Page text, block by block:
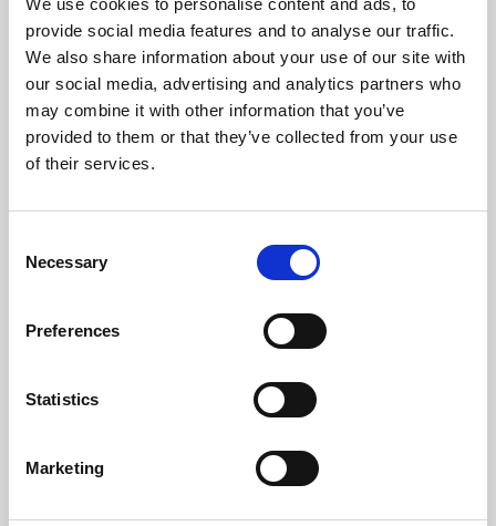
provide social media features and to analyse our traffic.
We also share information about your use of our site with
our social media, advertising and analytics partners who
may combine it with other information that you’ve
provided to them or that they’ve collected from your use
of their services.
Selection
Necessary
Preferences
Statistics
Marketing
Temperatura Min. Del Gas (ºC) 64
Peso (kg)
Diametro Del Camino (mm)
Necessaria Depressione Nel Camino (pa) 12
Livello Rumore Massimo (Db)
96 %
Potenza
8 kW